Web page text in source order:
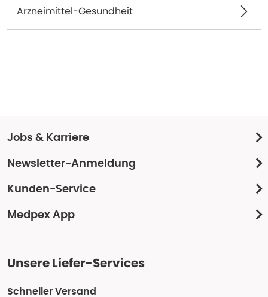
Arzneimittel-Gesundheit
Jobs & Karriere
Newsletter-Anmeldung
Kunden-Service
Medpex App
Unsere Liefer-Services
Schneller Versand